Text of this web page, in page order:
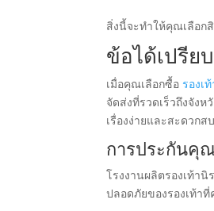
สิ่งนี้จะทำให้คุณเลือก
ข้อได้เปรีย
เมื่อคุณเลือกซื้อ รองเ
จัดส่งที่รวดเร็วถึงจัง
เรื่องง่ายและสะดวกส
การประกันคุ
โรงงานผลิตรองเท้า
ปลอดภัยของรองเท้า